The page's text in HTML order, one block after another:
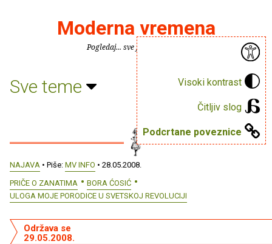
Visoki kontrast
Čitljiv slog
Podcrtane poveznice
Moderna vremena
Pogledaj... sve je puno knjiga.
Sve teme
NAJAVA • Piše: MV INFO • 28.05.2008.
PRIČE O ZANATIMA
BORA ĆOSIĆ
ULOGA MOJE PORODICE U SVETSKOJ REVOLUCIJI
Održava se
29.05.2008.